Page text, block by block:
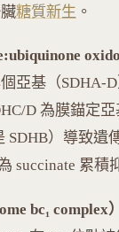
糖質新生 。
亞基（SDHA-
D 為膜錨定
SDHB）導致遺
succinate 累
bc₁ complex）